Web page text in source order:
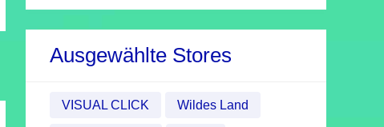
Ausgewählte Stores
VISUAL CLICK Wildes Land